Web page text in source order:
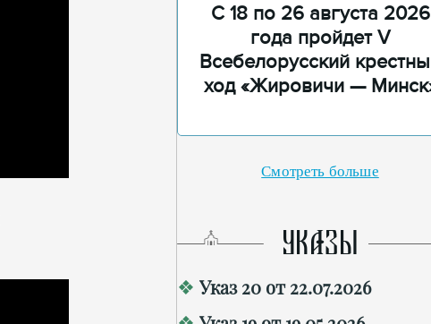
С 18 по 26 августа 2026
года пройдет V
Всебелорусский
ход «Жировичи —
Смотреть больше
УКАЗЫ
Указ 20 от 22.07.2026